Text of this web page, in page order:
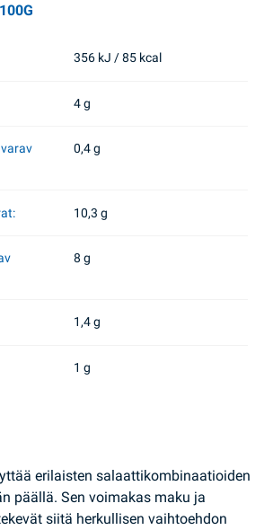
356 kJ / 85 kcal
4 g
0,4 g
10,3 g
8 g
1,4 g
1 g
erilaisten salaattikombinaatioiden
päällä. Sen voimakas maku ja
siitä herkullisen vaihtoehdon